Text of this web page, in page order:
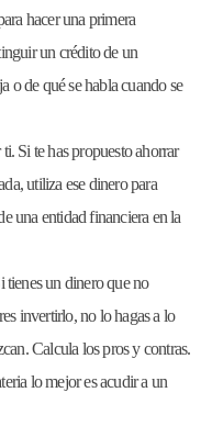
hacer una primera
un crédito de un
o de qué se habla cuando se
Si te has propuesto ahorrar
utiliza ese dinero para
una entidad financiera en la
tienes un dinero que no
invertirlo, no lo hagas a lo
Calcula los pros y contras.
lo mejor es acudir a un